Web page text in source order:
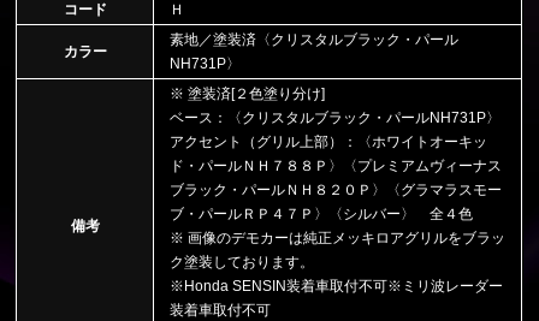
コード
Ｈ
カラー
素地／塗装済〈クリスタルブラック・パール
NH731P〉
備考
※ 塗装済[２色塗り分け]
ベース：〈クリスタルブラック・パールNH731P〉
アクセント（グリル上部）：〈ホワイトオーキッ
ド・パールＮＨ７８８Ｐ〉〈プレミアムヴィーナス
ブラック・パールＮＨ８２０Ｐ〉〈グラマラスモー
ブ・パールＲＰ４７Ｐ〉〈シルバー〉 全４色
※ 画像のデモカーは純正メッキロアグリルをブラッ
ク塗装しております。
※Honda SENSIN装着車取付不可※ミリ波レーダー
装着車取付不可